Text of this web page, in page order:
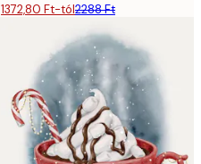
1372,80 Ft-tól2288 Ft